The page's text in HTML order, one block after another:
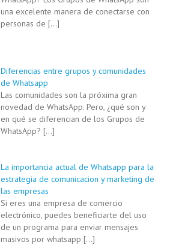
una excelente manera de conectarse con
personas de […]
Diferencias entre grupos y comunidades
de Whatsapp
Las comunidades son la próxima gran
novedad de WhatsApp. Pero, ¿qué son y
en qué se diferencian de los Grupos de
WhatsApp? […]
La importancia actual de Whatsapp para la
estrategia de comunicacion y marketing de
las empresas
Si eres una empresa de comercio
electrónico, puedes beneficiarte del uso
de un programa para enviar mensajes
masivos por whatsapp […]